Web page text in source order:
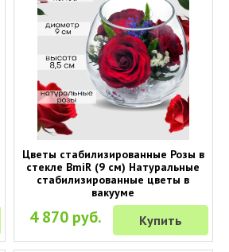
Цветы стабилизированные Розы в
стекле BmiR (9 см) Натуральные
стабилизированные цветы в
вакууме
4 870 руб. Купить